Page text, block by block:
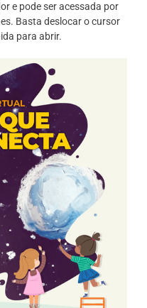
e pode ser acessada por
Basta deslocar o cursor
para abrir.